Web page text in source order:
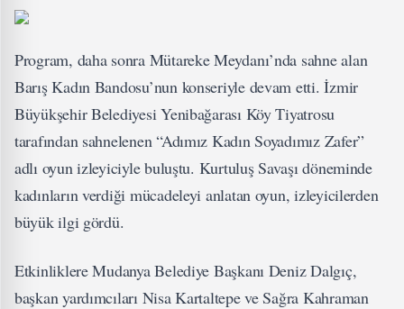
Program, daha sonra Mütareke Meydanı’nda sahne alan
Barış Kadın Bandosu’nun konseriyle devam etti. İzmir
Büyükşehir Belediyesi Yenibağarası Köy Tiyatrosu
tarafından sahnelenen “Adımız Kadın Soyadımız Zafer”
adlı oyun izleyiciyle buluştu. Kurtuluş Savaşı döneminde
kadınların verdiği mücadeleyi anlatan oyun, izleyicilerden
büyük ilgi gördü.
Etkinliklere Mudanya Belediye Başkanı Deniz Dalgıç,
başkan yardımcıları Nisa Kartaltepe ve Sağra Kahraman